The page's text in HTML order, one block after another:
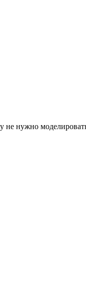
нужно